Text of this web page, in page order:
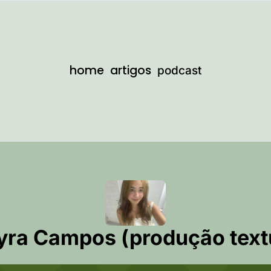
home artigos podcast
Campos (produção